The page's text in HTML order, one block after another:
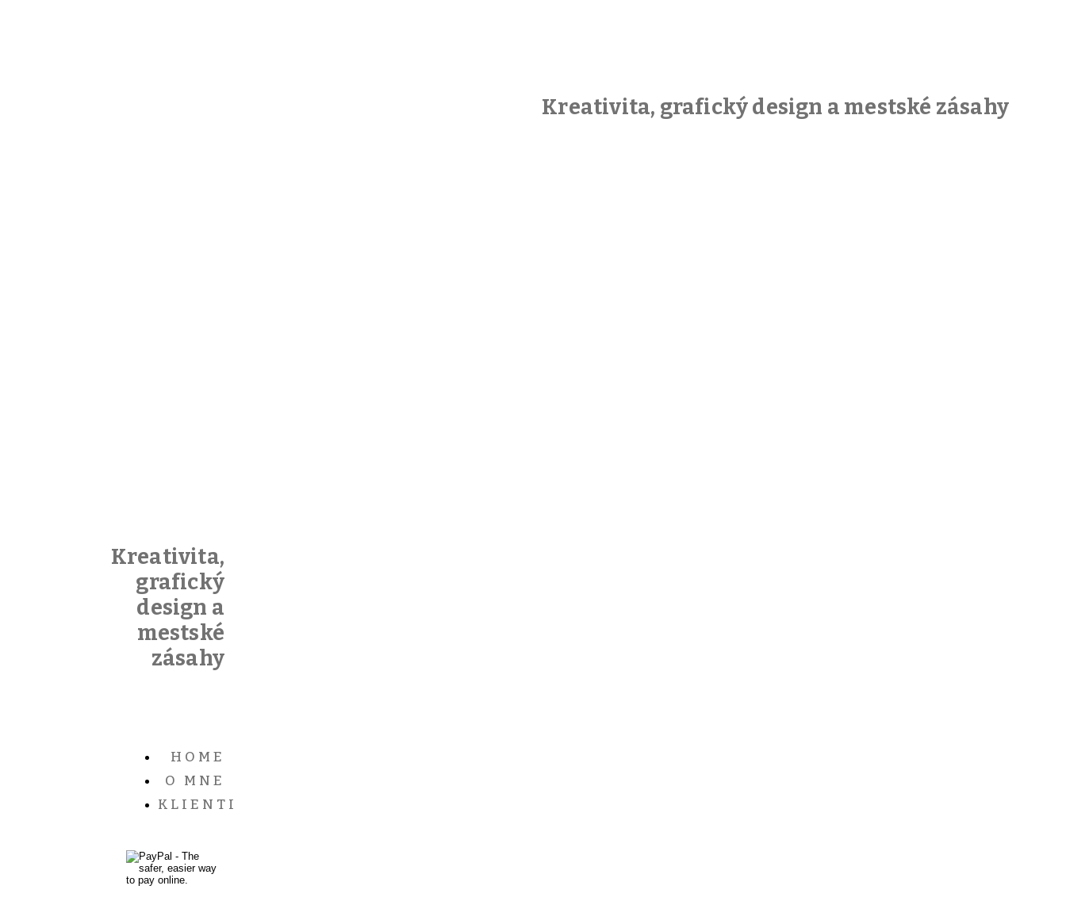
Kreativita, grafický design a mestské zásahy
Kreativita,
grafický
design a
mestské
zásahy
HOME
O MNE
KLIENTI